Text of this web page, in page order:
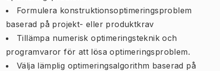
Formulera konstruktionsoptimeringsproblem
baserad på projekt- eller produktkrav
Tillämpa numerisk optimeringsteknik och
programvaror för att lösa optimeringsproblem.
Välja lämplig optimeringsalgorithm baserad på